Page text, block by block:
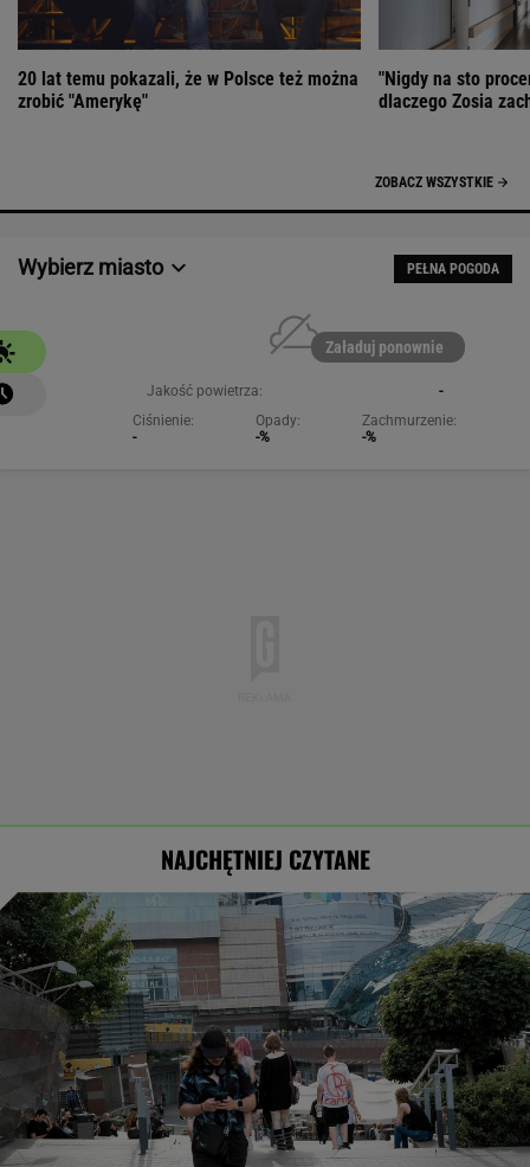
20 lat temu pokazali, że w Polsce też można
zrobić "Amerykę"
"Nigdy na sto
dlaczego Zosia
ZOBACZ WSZYSTKIE
Wybierz miasto PEŁNA POGODA
Załaduj ponownie
Jakość powietrza:
-
Ciśnienie:
-
Opady:
-%
Zachmurzenie:
-%
NAJCHĘTNIEJ CZYTANE